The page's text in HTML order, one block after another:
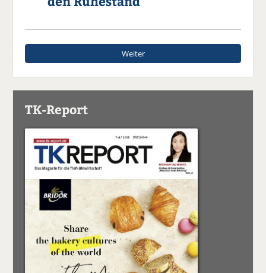
Weiter
TK-Report